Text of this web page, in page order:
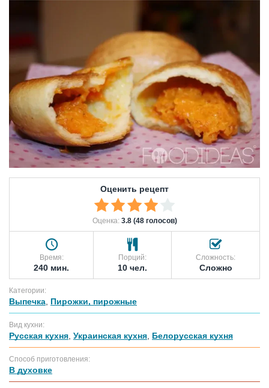
Оценить рецепт
Оценка: 3.8 (48 голосов)
Время:
240 мин.
Порций:
10 чел.
Сложность:
Сложно
Категории:
Выпечка Пирожки, пирожные
Вид кухни:
Русская кухня Украинская кухня Белорусская кухня
Способ приготовления:
В духовке